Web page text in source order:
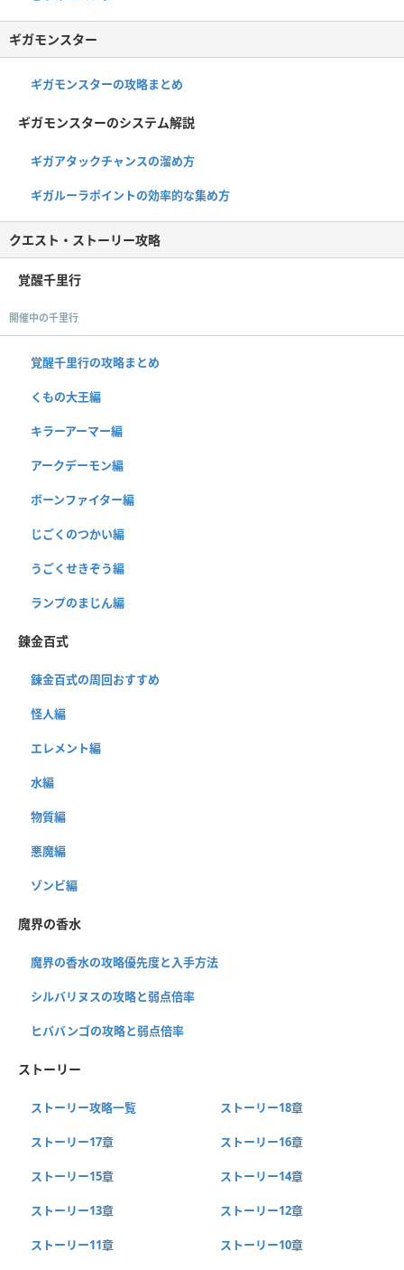
ギガモンスター
ギガモンスターの攻略まとめ
ギガモンスターのシステム解説
ギガアタックチャンスの溜め方
ギガルーラポイントの効率的な集め方
クエスト・ストーリー攻略
覚醒千里行
開催中の千里行
覚醒千里行の攻略まとめ
くもの大王編
キラーアーマー編
アークデーモン編
ボーンファイター編
じごくのつかい編
うごくせきぞう編
ランプのまじん編
錬金百式
錬金百式の周回おすすめ
怪人編
エレメント編
水編
物質編
悪魔編
ゾンビ編
魔界の香水
魔界の香水の攻略優先度と入手方法
シルバリヌスの攻略と弱点倍率
ヒババンゴの攻略と弱点倍率
ストーリー
ストーリー攻略一覧 ストーリー18章
ストーリー17章 ストーリー16章
ストーリー15章 ストーリー14章
ストーリー13章 ストーリー12章
ストーリー11章 ストーリー10章